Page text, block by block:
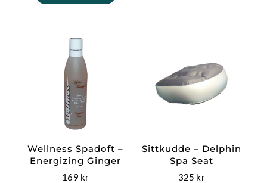
Wellness Spadoft –
Energizing Ginger
169 kr
Sittkudde – Delphin
Spa Seat
325 kr